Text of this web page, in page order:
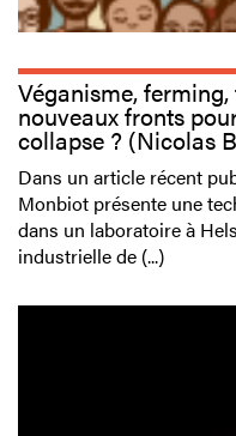
Véganisme,
nouveaux fronts
collapse ? (Nicolas
Dans un article récent
Monbiot présente une
dans un laboratoire à
industrielle de (...)